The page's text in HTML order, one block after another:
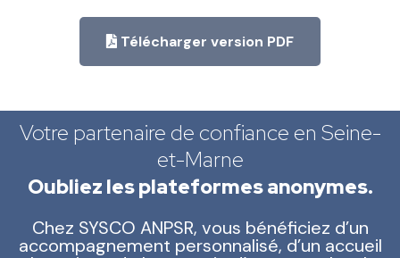
Télécharger version PDF
Votre partenaire de confiance en Seine-
et-Marne
Oubliez les plateformes anonymes.
Chez SYSCO ANPSR, vous bénéficiez d’un
accompagnement personnalisé, d’un accueil